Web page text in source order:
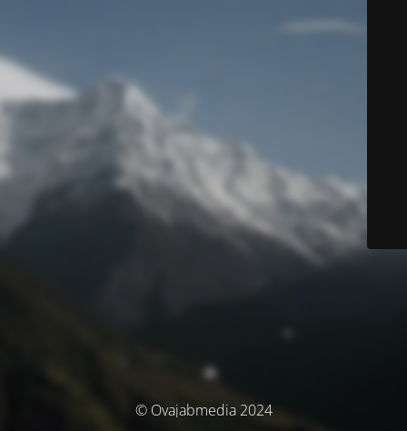
© Ovajabmedia 2024